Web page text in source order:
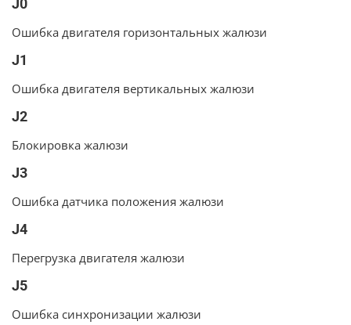
J0
Ошибка двигателя горизонтальных жалюзи
J1
Ошибка двигателя вертикальных жалюзи
J2
Блокировка жалюзи
J3
Ошибка датчика положения жалюзи
J4
Перегрузка двигателя жалюзи
J5
Ошибка синхронизации жалюзи